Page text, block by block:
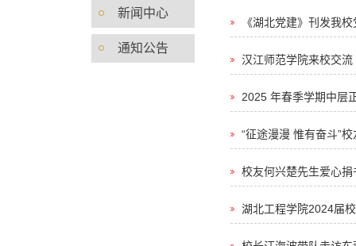
新闻中心
通知公告
《湖北党建》刊发我
汉江师范学院来校交流
2025 年春季学期中层
“征途漫漫 惟有奋斗”
校友何兴楚先生爱心
湖北工程学院2024届